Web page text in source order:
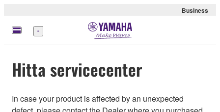
Business
meny
Hitta servicecenter
In case your product is affected by an unexpected